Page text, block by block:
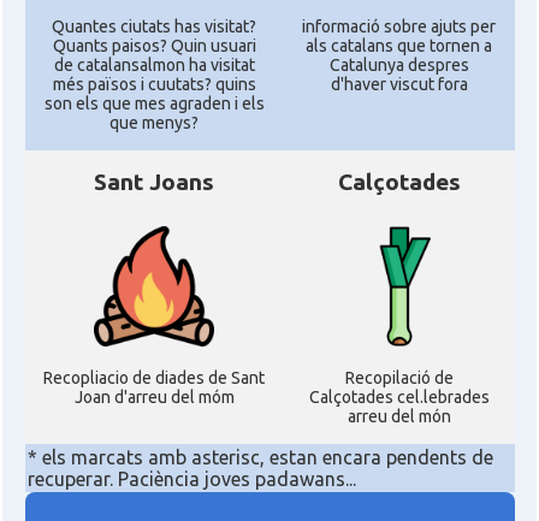
Quantes ciutats has visitat?
Quants paisos? Quin usuari
de catalansalmon ha visitat
més països i cuutats? quins
son els que mes agraden i els
que menys?
informació sobre ajuts per
als catalans que tornen a
Catalunya despres
d'haver viscut fora
Sant Joans
Recopliacio de diades de Sant
Joan d'arreu del móm
Calçotades
Recopilació de
Calçotades cel.lebrades
arreu del món
* els marcats amb asterisc, estan encara pendents de
recuperar. Paciència joves padawans...